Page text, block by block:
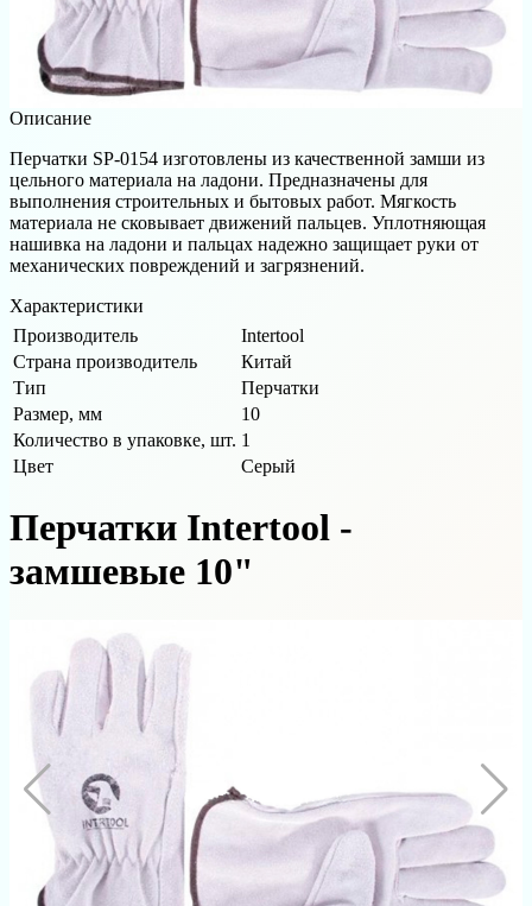
Описание
Перчатки SP-0154 изготовлены из качественной замши из
цельного материала на ладони. Предназначены для
выполнения строительных и бытовых работ. Мягкость
материала не сковывает движений пальцев. Уплотняющая
нашивка на ладони и пальцах надежно защищает руки от
механических повреждений и загрязнений.
Характеристики
Производитель
Intertool
Страна производитель
Китай
Тип
Перчатки
Размер, мм
10
Количество в упаковке, шт. 1
Цвет
Серый
Перчатки Intertool -
замшевые 10"